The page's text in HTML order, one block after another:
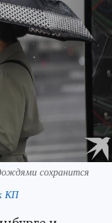
сохранится
КП